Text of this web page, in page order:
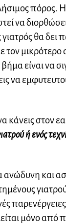
πόρος.
να
θα δει
τον
είναι να
να
στον
ή ενός
ανώδυνη και
μόνο από